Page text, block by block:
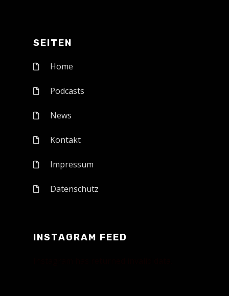
SEITEN
Home
Podcasts
News
Kontakt
Impressum
Datenschutz
INSTAGRAM FEED